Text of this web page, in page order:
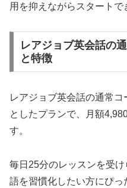
用を抑えながらスタートで
レアジョブ英会話の
と特徴
レアジョブ英会話の通常
としたプランで、月額
す。
毎日25分のレッスンを受
語を習慣化したい方にぴっ